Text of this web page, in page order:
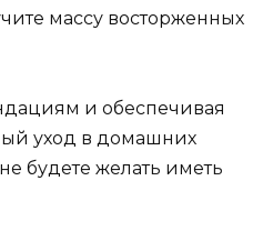
массу восторженных
и обеспечивая
уход в домашних
будете желать иметь